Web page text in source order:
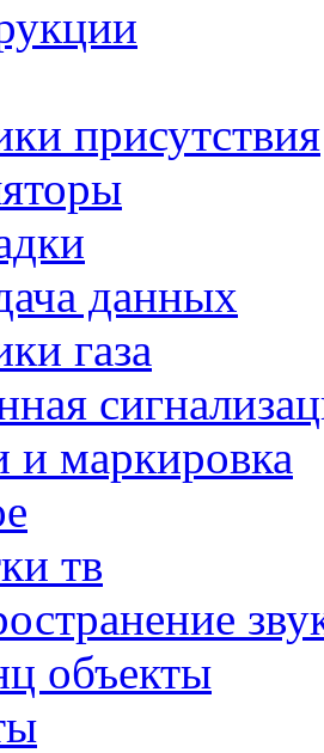
присутствия
данных
газа
и маркировка
тв
объекты